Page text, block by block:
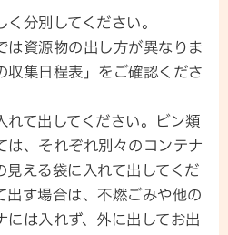
分別してください。
は資源物の出し方が異なりま
収集日程表」をご確認くださ
れて出してください。ビン類
は、それぞれ別々のコンテナ
見える袋に入れて出してくだ
出す場合は、不燃ごみや他の
には入れず、外に出してお出